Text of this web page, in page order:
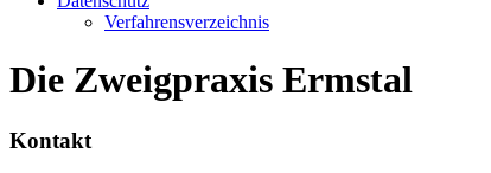
Verfahrensverzeichnis
Die Zweigpraxis Ermstal
Kontakt